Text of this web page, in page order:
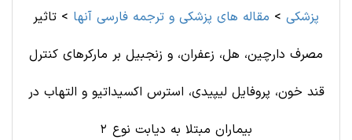
پزشکی > مقاله های پزشکی و ترجمه فارسی آنها > تاثیر
مصرف دارچین، هل، زعفران، و زنجبیل بر مارکرهای کنترل
قند خون، پروفایل لیپیدی، استرس اکسیداتیو و التهاب در
بیماران مبتلا به دیابت نوع 2